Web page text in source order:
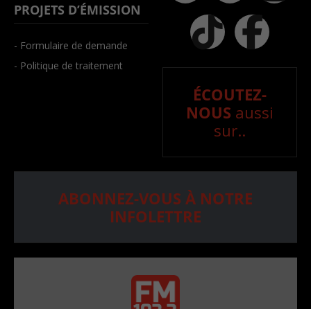
PROJETS D’ÉMISSION
- Formulaire de demande
- Politique de traitement
ÉCOUTEZ-
NOUS aussi
sur..
ABONNEZ-VOUS À NOTRE
INFOLETTRE